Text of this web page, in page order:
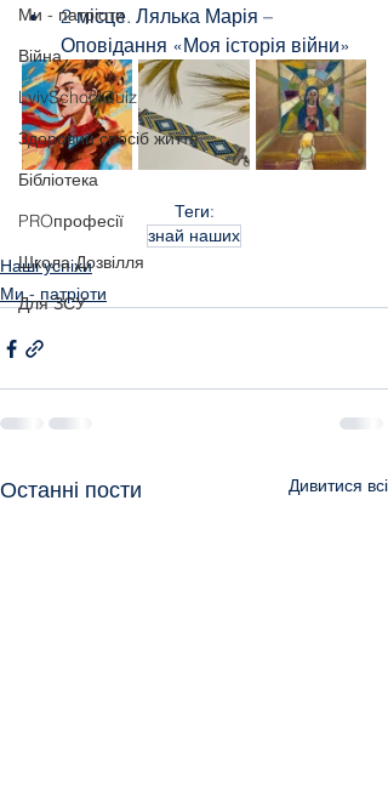
Ми - патріоти
Війна
LvivSchoolQuiz
Здоровий спосіб життя
Бібліотека
PROпрофесії
Школа Дозвілля
Для ЗСУ
2 місце. Лялька Марія –
Оповідання «Моя історія війни»
Теги:
знай наших
Наші успіхи
Ми - патріоти
Останні пости Дивитися всі